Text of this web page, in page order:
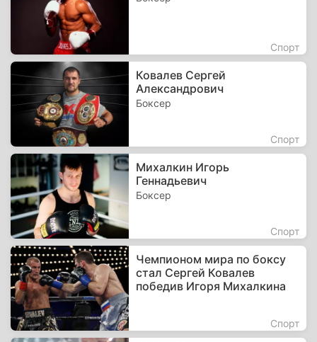
Спорт
Ковалев Сергей
Александрович
Боксер
Спорт
Михалкин Игорь
Геннадьевич
Боксер
Спорт
Чемпионом мира по боксу
стал Сергей Ковалев
победив Игоря Михалкина
Спорт